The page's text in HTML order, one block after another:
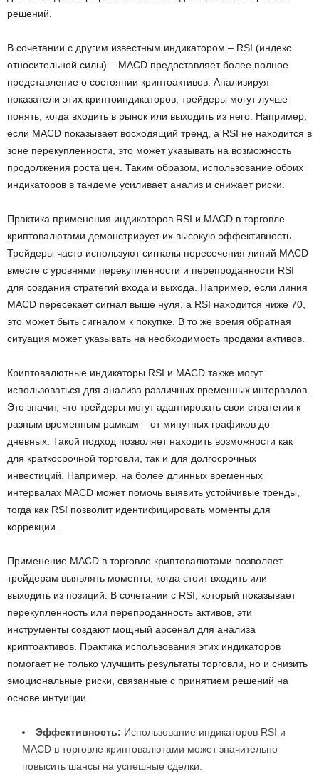
решений.
В сочетании с другим известным индикатором – RSI (индекс
относительной силы) – MACD предоставляет более полное
представление о состоянии криптоактивов. Анализируя
показатели этих криптоиндикаторов, трейдеры могут лучше
понять, когда входить в рынок или выходить из него. Например,
если MACD показывает восходящий тренд, а RSI не находится в
зоне перекупленности, это может указывать на возможность
продолжения роста цен. Таким образом, использование обоих
индикаторов в тандеме усиливает анализ и снижает риски.
Практика применения индикаторов RSI и MACD в торговле
криптовалютами демонстрирует их высокую эффективность.
Трейдеры часто используют сигналы пересечения линий MACD
вместе с уровнями перекупленности и перепроданности RSI
для создания стратегий входа и выхода. Например, если линия
MACD пересекает сигнал выше нуля, а RSI находится ниже 70,
это может быть сигналом к покупке. В то же время обратная
ситуация может указывать на необходимость продажи активов.
Криптовалютные индикаторы RSI и MACD также могут
использоваться для анализа различных временных интервалов.
Это значит, что трейдеры могут адаптировать свои стратегии к
разным временным рамкам – от минутных графиков до
дневных. Такой подход позволяет находить возможности как
для краткосрочной торговли, так и для долгосрочных
инвестиций. Например, на более длинных временных
интервалах MACD может помочь выявить устойчивые тренды,
тогда как RSI позволит идентифицировать моменты для
коррекции.
Применение MACD в торговле криптовалютами позволяет
трейдерам выявлять моменты, когда стоит входить или
выходить из позиций. В сочетании с RSI, который показывает
перекупленность или перепроданность активов, эти
инструменты создают мощный арсенал для анализа
криптоактивов. Практика использования этих индикаторов
помогает не только улучшить результаты торговли, но и снизить
эмоциональные риски, связанные с принятием решений на
основе интуиции.
Эффективность: Использование индикаторов RSI и
MACD в торговле криптовалютами может значительно
повысить шансы на успешные сделки.